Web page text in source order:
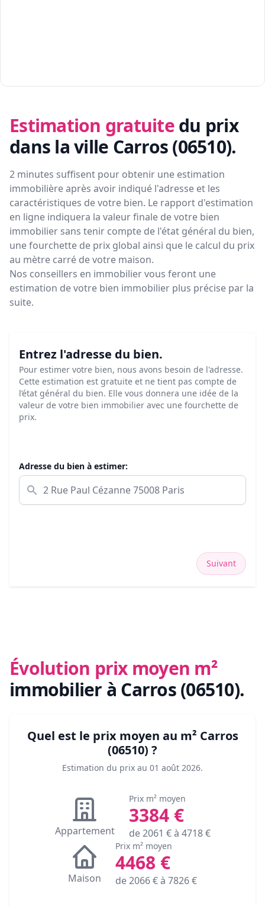
Estimation gratuite du prix
dans la ville Carros (06510).
2 minutes suffisent pour obtenir une estimation
immobilière après avoir indiqué l'adresse et les
caractéristiques de votre bien. Le rapport d'estimation
en ligne indiquera la valeur finale de votre bien
immobilier sans tenir compte de l'état général du bien,
une fourchette de prix global ainsi que le calcul du prix
au mètre carré de votre maison.
Nos conseillers en immobilier vous feront une
estimation de votre bien immobilier plus précise par la
suite.
Entrez l'adresse du bien.
Pour estimer votre bien, nous avons besoin de l'adresse.
Cette estimation est gratuite et ne tient pas compte de
l’état général du bien. Elle vous donnera une idée de la
valeur de votre bien immobilier avec une fourchette de
prix.
Adresse du bien à estimer:
Suivant
Évolution prix moyen m²
immobilier à Carros (06510).
Quel est le prix moyen au m² Carros
(06510) ?
Estimation du prix au 01 août 2026.
Appartement
Prix m² moyen
3384€
de2061 € à 4718€
Maison
Prix m² moyen
4468 €
de2066€ à 7826€